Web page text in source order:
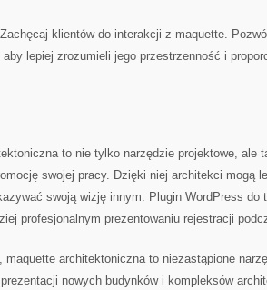
Zachęcaj klientów‍ do interakcji z maquette.
aby lepiej zrozumieli jego przestrzenność i
to nie tylko narzędzie projektowe, ‍ale
swojej ⁢pracy.⁤ Dzięki niej architekci mogą
swoją wizję ⁤innym. ​Plugin WordPress do
profesjonalnym prezentowaniu rejestracji
maquette architektoniczna to⁣ niezastąpione
nowych budynków i kompleksów